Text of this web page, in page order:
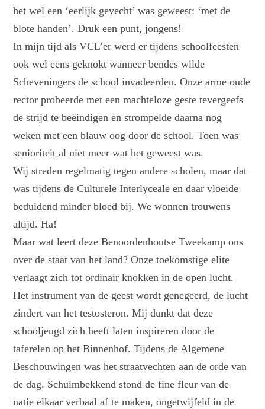
het wel een ‘eerlijk gevecht’ was geweest: ‘met de
blote handen’. Druk een punt, jongens!
In mijn tijd als VCL’er werd er tijdens schoolfeesten
ook wel eens geknokt wanneer bendes wilde
Scheveningers de school invadeerden. Onze arme oude
rector probeerde met een machteloze geste tevergeefs
de strijd te beëindigen en strompelde daarna nog
weken met een blauw oog door de school. Toen was
senioriteit al niet meer wat het geweest was.
Wij streden regelmatig tegen andere scholen, maar dat
was tijdens de Culturele Interlyceale en daar vloeide
beduidend minder bloed bij. We wonnen trouwens
altijd. Ha!
Maar wat leert deze Benoordenhoutse Tweekamp ons
over de staat van het land? Onze toekomstige elite
verlaagt zich tot ordinair knokken in de open lucht.
Het instrument van de geest wordt genegeerd, de lucht
zindert van het testosteron. Mij dunkt dat deze
schooljeugd zich heeft laten inspireren door de
taferelen op het Binnenhof. Tijdens de Algemene
Beschouwingen was het straatvechten aan de orde van
de dag. Schuimbekkend stond de fine fleur van de
natie elkaar verbaal af te maken, ongetwijfeld in de